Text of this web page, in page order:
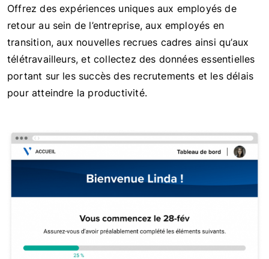
Offrez des expériences uniques aux employés de
retour au sein de l’entreprise, aux employés en
transition, aux nouvelles recrues cadres ainsi qu’aux
télétravailleurs, et collectez des données essentielles
portant sur les succès des recrutements et les délais
pour atteindre la productivité.